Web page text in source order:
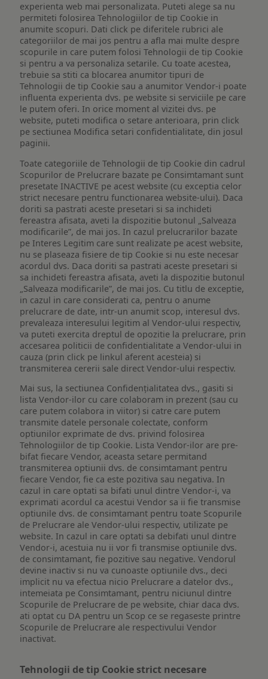
experienta web mai personalizata. Puteti alege sa nu
permiteti folosirea Tehnologiilor de tip Cookie in
anumite scopuri. Dati click pe diferitele rubrici ale
categoriilor de mai jos pentru a afla mai multe despre
scopurile in care putem folosi Tehnologii de tip Cookie
si pentru a va personaliza setarile. Cu toate acestea,
trebuie sa stiti ca blocarea anumitor tipuri de
Tehnologii de tip Cookie sau a anumitor Vendor-i poate
influenta experienta dvs. pe website si serviciile pe care
le putem oferi. In orice moment al vizitei dvs. pe
website, puteti modifica o setare anterioara, prin click
pe sectiunea Modifica setari confidentialitate, din josul
paginii.
Toate categoriile de Tehnologii de tip Cookie din cadrul
Scopurilor de Prelucrare bazate pe Consimtamant sunt
presetate INACTIVE pe acest website (cu exceptia celor
strict necesare pentru functionarea website-ului). Daca
doriti sa pastrati aceste presetari si sa inchideti
fereastra afisata, aveti la dispozitie butonul „Salveaza
modificarile”, de mai jos. In cazul prelucrarilor bazate
pe Interes Legitim care sunt realizate pe acest website,
nu se plaseaza fisiere de tip Cookie si nu este necesar
acordul dvs. Daca doriti sa pastrati aceste presetari si
sa inchideti fereastra afisata, aveti la dispozitie butonul
„Salveaza modificarile”, de mai jos. Cu titlu de exceptie,
in cazul in care considerati ca, pentru o anume
prelucrare de date, intr-un anumit scop, interesul dvs.
prevaleaza interesului legitim al Vendor-ului respectiv,
va puteti exercita dreptul de opozitie la prelucrare, prin
accesarea politicii de confidentialitate a Vendor-ului in
cauza (prin click pe linkul aferent acesteia) si
transmiterea cererii sale direct Vendor-ului respectiv.
Mai sus, la sectiunea Confidențialitatea dvs., gasiti si
lista Vendor-ilor cu care colaboram in prezent (sau cu
care putem colabora in viitor) si catre care putem
transmite datele personale colectate, conform
optiunilor exprimate de dvs. privind folosirea
Tehnologiilor de tip Cookie. Lista Vendor-ilor are pre-
bifat fiecare Vendor, aceasta setare permitand
transmiterea optiunii dvs. de consimtamant pentru
fiecare Vendor, fie ca este pozitiva sau negativa. In
cazul in care optati sa bifati unul dintre Vendor-i, va
exprimati acordul ca acestui Vendor sa ii fie transmise
optiunile dvs. de consimtamant pentru toate Scopurile
de Prelucrare ale Vendor-ului respectiv, utilizate pe
website. In cazul in care optati sa debifati unul dintre
Vendor-i, acestuia nu ii vor fi transmise optiunile dvs.
de consimtamant, fie pozitive sau negative. Vendorul
devine inactiv si nu va cunoaste optiunile dvs., deci
implicit nu va efectua nicio Prelucrare a datelor dvs.,
intemeiata pe Consimtamant, pentru niciunul dintre
Scopurile de Prelucrare de pe website, chiar daca dvs.
ati optat cu DA pentru un Scop ce se regaseste printre
Scopurile de Prelucrare ale respectivului Vendor
inactivat.
Tehnologii de tip Cookie strict necesare